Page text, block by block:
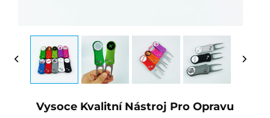
Vysoce Kvalitní Nástroj Pro Opravu